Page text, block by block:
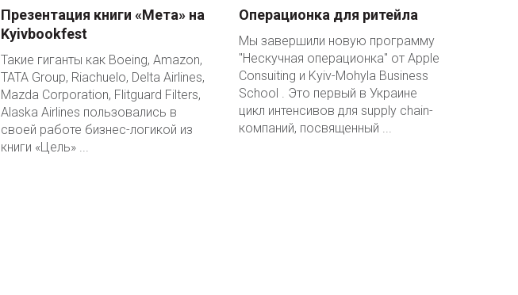
Презентация книги «Мета» на
Kyivbookfest
Такие гиганты как Boeing, Amazon,
TATA Group, Riachuelo, Delta Airlines,
Mazda Corporation, Flitguard Filters,
Alaska Airlines пользовались в
своей работе бизнес-логикой из
книги «Цель» ...
Операционка для ритейла
Мы завершили новую программу
"Нескучная операционка" от Apple
Consuiting и Kyiv-Mohyla Business
School . Это первый в Украине
цикл интенсивов для supply chain-
компаний, посвященный ...